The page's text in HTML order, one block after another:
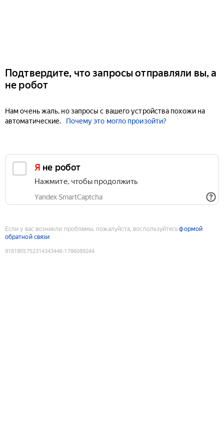
Подтвердите, что запросы отправляли вы, а
не робот
Нам очень жаль, но запросы с вашего устройства похожи на
автоматические.
Почему это могло произойти?
Я не робот
Нажмите, чтобы продолжить
Yandex SmartCaptcha
Если у вас возникли проблемы, пожалуйста, воспользуйтесьформой
обратной связи
9181955752314343446:1786089244